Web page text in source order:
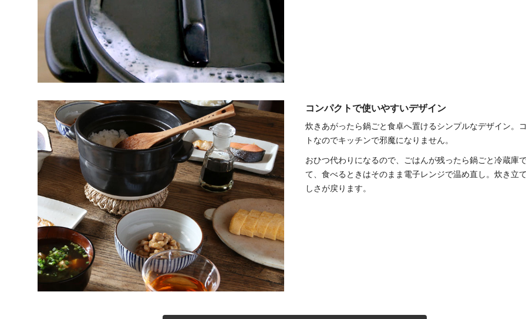
コンパクトで使いやすいデザイン
炊きあがったら鍋ごと食卓へ置けるシンプルなデザイン。
トなのでキッチンで邪魔になりません。
おひつ代わりになるので、ごはんが残ったら鍋ごと冷蔵庫
て、食べるときはそのまま電子レンジで温め直し。炊き立
しさが戻ります。